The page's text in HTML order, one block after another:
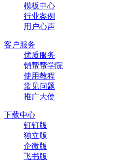
模板中心
行业案例
用户心声
客户服务
优质服务
销帮帮学院
使用教程
常见问题
推广大使
下载中心
钉钉版
独立版
企微版
飞书版